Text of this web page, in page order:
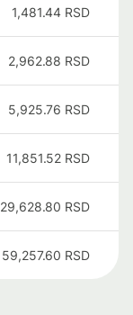
1,481.44 RSD
2,962.88 RSD
5,925.76 RSD
11,851.52 RSD
29,628.80 RSD
59,257.60 RSD